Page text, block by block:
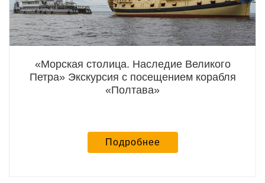
«Морская столица. Наследие Великого
Петра» Экскурсия с посещением корабля
«Полтава»
Подробнее